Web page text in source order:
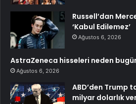
Russell’dan
‘Kabul Edilemez’
Ağustos 6, 2026
AstraZeneca hisseleri neden
Ağustos 6, 2026
ABD’den Trump
milyar dolarlık